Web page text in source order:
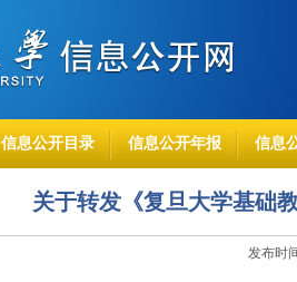
信息公开目录 信息公开年报 信息
关于转发《复旦大学基础
发布时